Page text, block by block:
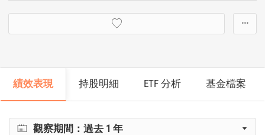
···
績效表現 持股明細 ETF 分析 基金檔案
觀察期間：過去 1 年